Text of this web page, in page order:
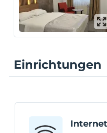
Einrichtungen
Internet